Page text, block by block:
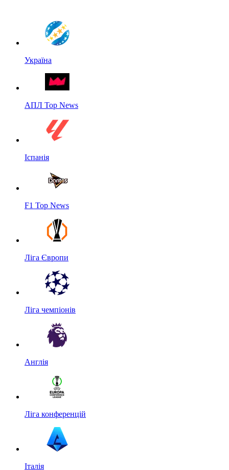
Україна
АПЛ Top News
Іспанія
F1 Top News
Ліга Європи
Ліга чемпіонів
Англія
Ліга конференцій
Італія